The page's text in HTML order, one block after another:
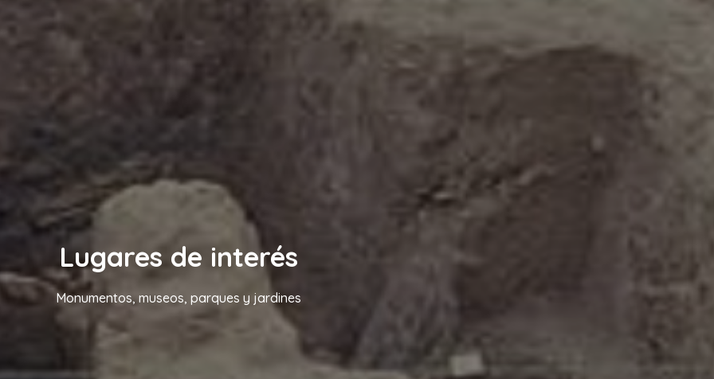
Lugares de interés
Monumentos, museos, parques y jardines